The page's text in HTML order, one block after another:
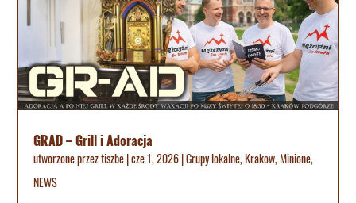
GRAD – Grill i Adoracja
utworzone przeztiszbe|cze 1, 2026|Grupy lokalne,Krakow,Minione,
NEWS